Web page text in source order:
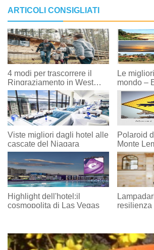
ARTICOLI CONSIGLIATI
4 modi per trascorrere il
Ringraziamento in West
Virginia
Le
mondo –
Viste migliori dagli hotel alle
cascate del Niagara
Polaroid
Monte
Highlight dell'hotel:il
cosmopolita di Las Vegas
resilienza